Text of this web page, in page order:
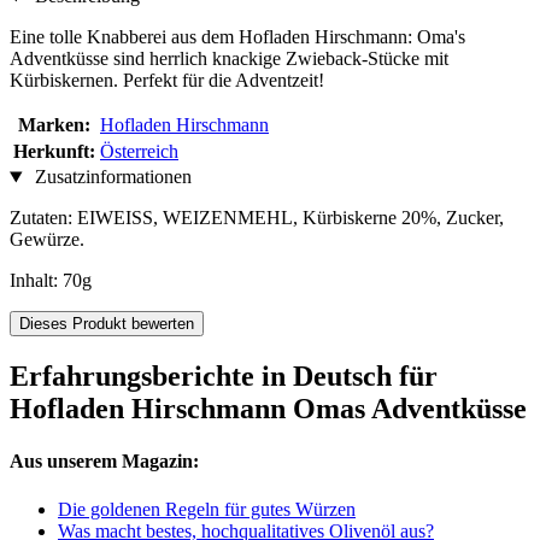
Eine tolle Knabberei aus dem Hofladen Hirschmann: Oma's
Adventküsse sind herrlich knackige Zwieback-Stücke mit
Kürbiskernen. Perfekt für die Adventzeit!
Marken: Hofladen Hirschmann
Herkunft: Österreich
Zusatzinformationen
Zutaten: EIWEISS, WEIZENMEHL, Kürbiskerne 20%, Zucker,
Gewürze.
Inhalt: 70g
Dieses Produkt bewerten
Erfahrungsberichte in Deutsch für
Hofladen Hirschmann Omas Adventküsse
Aus unserem Magazin:
Die goldenen Regeln für gutes Würzen
Was macht bestes, hochqualitatives Olivenöl aus?